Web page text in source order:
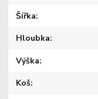
Šířka
Hloubka
Výška
Koš